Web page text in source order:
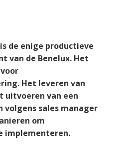
is de enige productieve
van de Benelux. Het
Het leveren van
uitvoeren van een
volgens sales manager
om
implementeren.